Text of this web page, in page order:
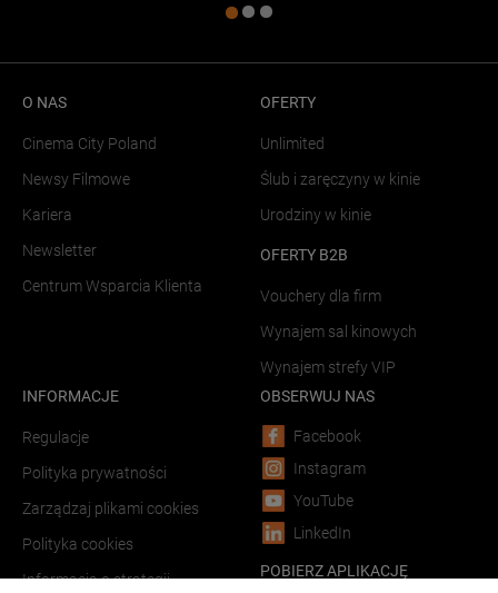
O NAS
Cinema City Poland
Newsy Filmowe
Kariera
Newsletter
Centrum Wsparcia Klienta
OFERTY
Unlimited
Ślub i zaręczyny w kinie
Urodziny w kinie
OFERTY B2B
Vouchery dla firm
Wynajem sal kinowych
Wynajem strefy VIP
INFORMACJE
Regulacje
Polityka prywatności
Zarządzaj plikami cookies
Polityka cookies
Informacja o strategii
OBSERWUJ NAS
Facebook
Instagram
YouTube
LinkedIn
POBIERZ APLIKACJĘ